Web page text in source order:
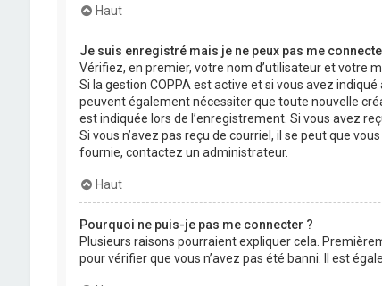
Haut
Je suis enregistré mais je ne peux pas me
Vérifiez, en premier, votre nom d’utilisateur et votre
Si la gestion COPPA est active et si vous avez
peuvent également nécessiter que toute nouvelle
est indiquée lors de l’enregistrement. Si vous avez
Si vous n’avez pas reçu de courriel, il se peut que
fournie, contactez un administrateur.
Haut
Pourquoi ne puis-je pas me connecter ?
Plusieurs raisons pourraient expliquer cela.
pour vérifier que vous n’avez pas été banni. Il est